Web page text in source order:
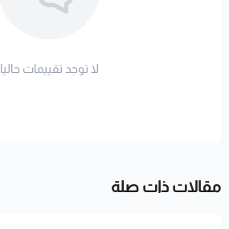
لا توجد تقييمات حاليا
مقالات ذات صلة